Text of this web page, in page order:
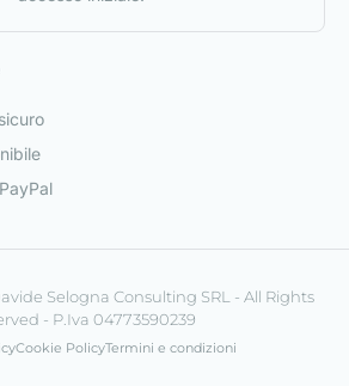
Selogna Consulting SRL - All Rights
- P.Iva 04773590239
Cookie PolicyTermini e condizioni